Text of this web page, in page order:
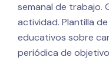
semanal de trabajo.
actividad. Plantilla
educativos sobre
periódica de